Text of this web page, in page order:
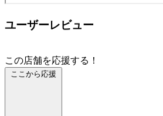
ユーザーレビュー
この店舗を応援する！
ここから応援